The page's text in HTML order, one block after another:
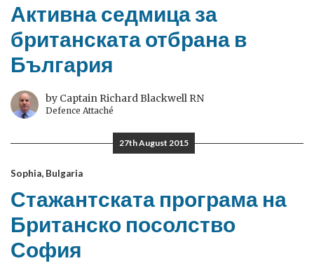
Активна седмица за
британската отбрана в
България
by Captain Richard Blackwell RN
Defence Attaché
27th August 2015
Sophia, Bulgaria
Стажантската програма на
Британско посолство
София